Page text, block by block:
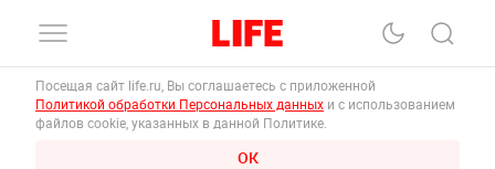
Посещая сайт life.ru, Вы соглашаетесь с приложенной
Политикой обработки Персональных данных и с использованием
файлов cookie, указанных в данной Политике.
ОК